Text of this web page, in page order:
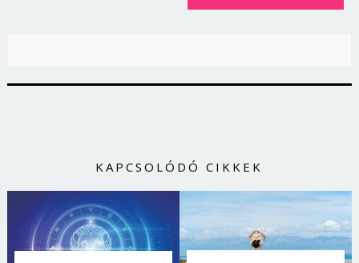
KAPCSOLÓDÓ CIKKEK